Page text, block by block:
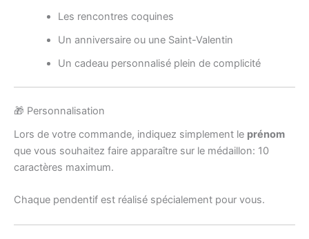
Les rencontres coquines
Un anniversaire ou une Saint-Valentin
Un cadeau personnalisé plein de complicité
🎁 Personnalisation
Lors de votre commande, indiquez simplement le prénom
que vous souhaitez faire apparaître sur le médaillon: 10
caractères maximum.
Chaque pendentif est réalisé spécialement pour vous.